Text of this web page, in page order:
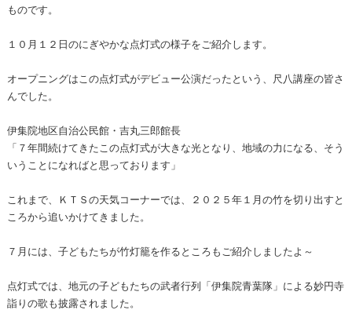
ものです。
１０月１２日のにぎやかな点灯式の様子をご紹介します。
オープニングはこの点灯式がデビュー公演だったという、尺八講座の皆さ
んでした。
伊集院地区自治公民館・吉丸三郎館長
「７年間続けてきたこの点灯式が大きな光となり、地域の力になる、そう
いうことになればと思っております」
これまで、ＫＴＳの天気コーナーでは、２０２５年１月の竹を切り出すと
ころから追いかけてきました。
７月には、子どもたちが竹灯籠を作るところもご紹介しましたよ～
点灯式では、地元の子どもたちの武者行列「伊集院青葉隊」による妙円寺
詣りの歌も披露されました。